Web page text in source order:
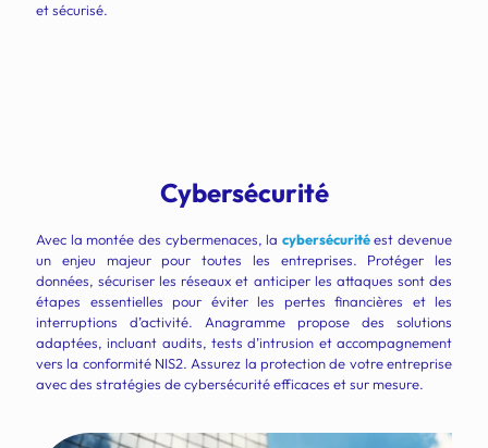
et sécurisé.
Cybersécurité
Avec la montée des cybermenaces, la cybersécuritéest devenue
un enjeu majeur pour toutes les entreprises. Protéger les
données, sécuriser les réseaux et anticiper les attaques sont des
étapes essentielles pour éviter les pertes financières et les
interruptions d’activité. Anagramme propose des solutions
adaptées, incluant audits, tests d’intrusion et accompagnement
vers la conformité NIS2. Assurez la protection de votre entreprise
avec des stratégies de cybersécurité efficaces et sur mesure.